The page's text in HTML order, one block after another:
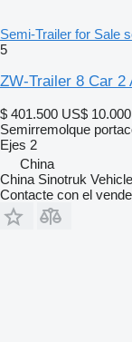
Semi-Trailer for Sale
5
ZW-Trailer 8 Car 2
$ 401.500 US$ 10.000
Semirremolque
Ejes 2
China
China Sinotruk
Contacte con el